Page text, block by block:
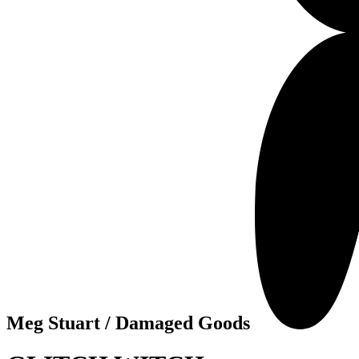
Meg Stuart / Damaged Goods